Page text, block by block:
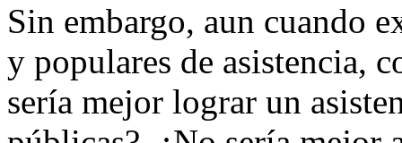
Sin embargo, aun cuando
y populares de asistencia,
sería mejor lograr un